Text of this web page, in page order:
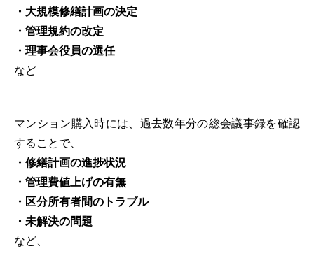
・大規模修繕計画の決定
・管理規約の改定
・理事会役員の選任
など
マンション購入時には、過去数年分の総会議事録を確認
することで、
・修繕計画の進捗状況
・管理費値上げの有無
・区分所有者間のトラブル
・未解決の問題
など、